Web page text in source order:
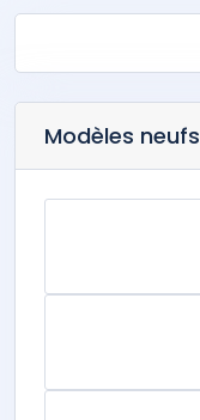
Modèles neufs